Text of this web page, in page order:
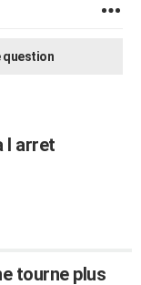
question
l arret
tourne plus